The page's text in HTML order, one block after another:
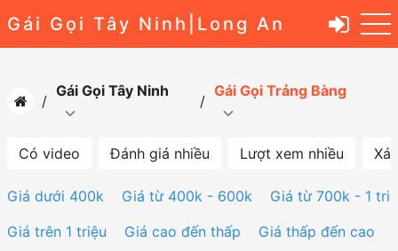
Gái Gọi Tây Ninh|Long An
Gái Gọi Tây Ninh Gái Gọi Trảng Bàng
Có video Đánh giá nhiều Lượt xem nhiều
Giá dưới 400k Giá từ 400k - 600k
Giá từ 700k - 1
Giá trên 1 triệu
Giá cao đến thấp
Giá thấp đến cao